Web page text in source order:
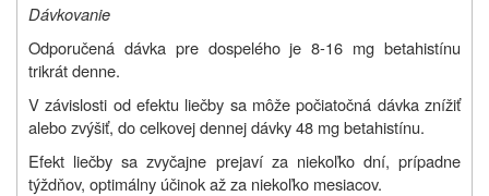
Dávkovanie
Odporučená dávka pre dospelého je 8-16 mg betahistínu
trikrát denne.
V závislosti od efektu liečby sa môže počiatočná dávka znížiť
alebo zvýšiť, do celkovej dennej dávky 48 mg betahistínu.
Efekt liečby sa zvyčajne prejaví za niekoľko dní, prípadne
týždňov, optimálny účinok až za niekoľko mesiacov.